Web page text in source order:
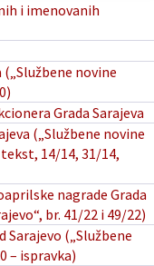
i imenovanih
(„Službene novine
Grada Sarajeva
(„Službene novine
14/14, 31/14,
nagrade Grada
br. 41/22 i 49/22)
Sarajevo („Službene
– ispravka)